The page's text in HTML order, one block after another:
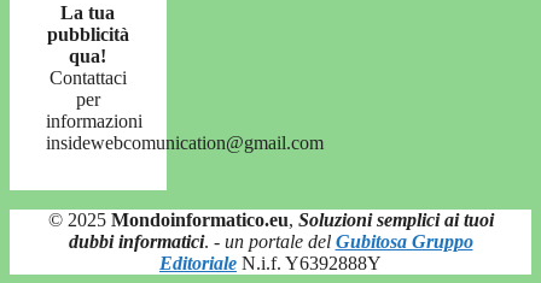
La tua
pubblicità
qua!
Contattaci
per
informazioni
insidewebcomunication@gmail.com
© 2025 Mondoinformatico.eu, Soluzioni semplici ai tuoi
dubbi informatici. - un portale del Gubitosa Gruppo
Editoriale N.i.f. Y6392888Y